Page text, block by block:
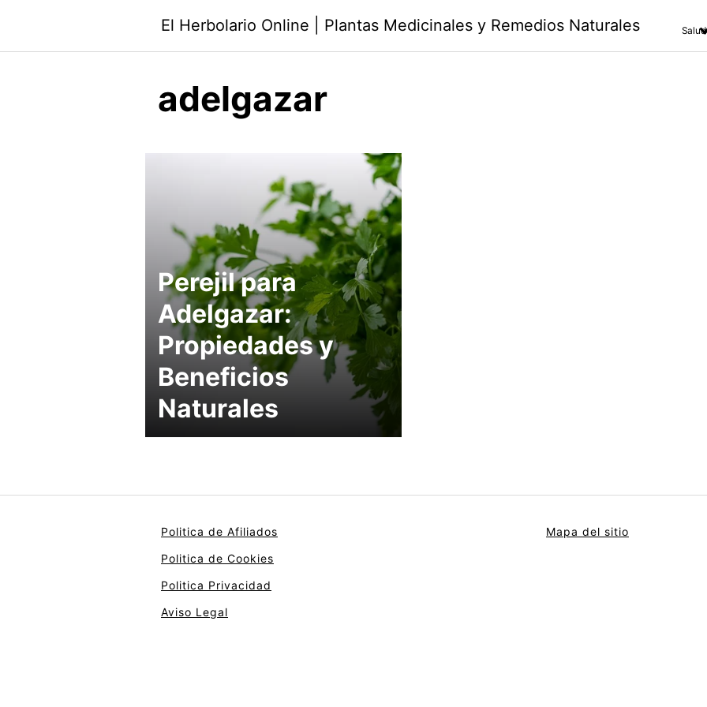
El Herbolario Online | Plantas Medicinales y Remedios Naturales Salud
adelgazar
Perejil para
Adelgazar:
Propiedades y
Beneficios
Naturales
Politica de Afiliados
Politica de Cookies
Politica Privacidad
Aviso Legal
Mapa del sitio